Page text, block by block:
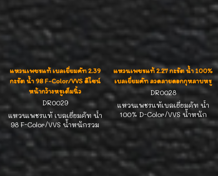
แหวนเพชรแท้ เบลเยี่ยมคัท 2.39
กะรัต น้ำ 98 F-Color/VVS ดีไซน์
หน้ากว้างหรูเต็มนิ้ว
DR0029
แหวนเพชรแท้ เบลเยี่ยมคัท น้ำ
98 F-Color/VVS น้ำหนักรวม
2.39 กะรัต ดีไซน์หน้ากว้าง
หรูหรา ใส่เต็มนิ้ว เพชรเม็ดใหญ่
9 เม็ดกลาง น้ำหนักรวม 1.83
กะรัต ตัวเรือนทอง 18K หนัก 7.8
กรัม มาพร้อมใบรับประกัน จัดส่ง
แหวนเพชรแท้ 2.27 กะรัต น้ำ 100%
เบลเยี่ยมคัท ลวดลายดอกกุหลาบหรู
DR0028
แหวนเพชรแท้เบลเยี่ยมคัท น้ำ
100% D-Color/VVS น้ำหนัก
เพชรรวม 2.27 กะรัต เม็ดยอด
ขนาด 40 ตังค์ ตัวเรือนทองขาว
18K น้ำหนักทอง 12.9 กรัม พร้อม
ใบรับประกันตลอดอายุการใช้
งาน เปลี่ยนหัก 8% คืนหัก 10%
จัดส่งฟรี EMS ทั่วไทย